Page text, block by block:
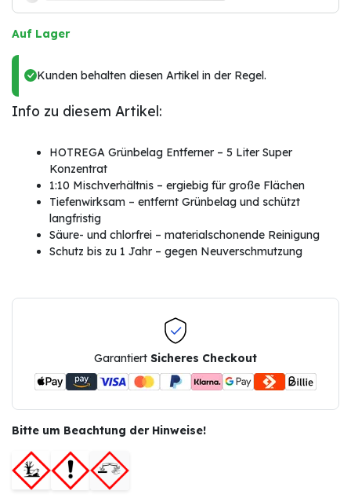
Auf Lager
Kunden behalten diesen Artikel in der Regel.
Info zu diesem Artikel:
HOTREGA Grünbelag Entferner – 5 Liter Super
Konzentrat
1:10 Mischverhältnis – ergiebig für große Flächen
Tiefenwirksam – entfernt Grünbelag und schützt
langfristig
Säure- und chlorfrei – materialschonende Reinigung
Schutz bis zu 1 Jahr – gegen Neuverschmutzung
Garantiert Sicheres Checkout
Bitte um Beachtung der Hinweise!